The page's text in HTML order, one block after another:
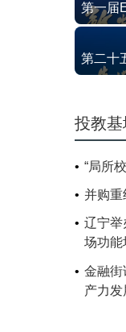
第一届
第二十
投教
“局所
并购重
辽宁举
场功能
金融街
产力发